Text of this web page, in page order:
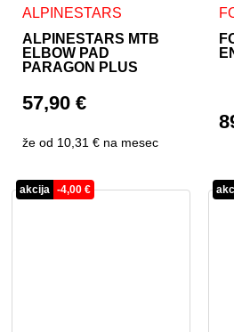
ALPINESTARS
ALPINESTARS MTB
ELBOW PAD
PARAGON PLUS
57,90€
že od 10,31 € na mesec
akcija -4,00€